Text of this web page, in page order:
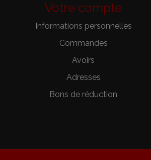
Votre compte
Informations personnelles
Commandes
Avoirs
Adresses
Bons de réduction